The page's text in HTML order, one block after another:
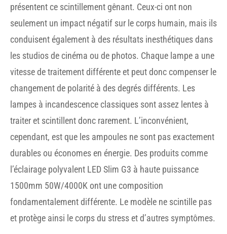
présentent ce scintillement gênant. Ceux-ci ont non
seulement un impact négatif sur le corps humain, mais ils
conduisent également à des résultats inesthétiques dans
les studios de cinéma ou de photos. Chaque lampe a une
vitesse de traitement différente et peut donc compenser le
changement de polarité à des degrés différents. Les
lampes à incandescence classiques sont assez lentes à
traiter et scintillent donc rarement. L’inconvénient,
cependant, est que les ampoules ne sont pas exactement
durables ou économes en énergie. Des produits comme
l’éclairage polyvalent LED Slim G3 à haute puissance
1500mm 50W/4000K ont une composition
fondamentalement différente. Le modèle ne scintille pas
et protège ainsi le corps du stress et d’autres symptômes.